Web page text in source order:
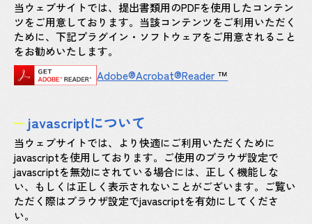
当ウェブサイトでは、提出書類用のPDFを使用したコンテン
ツをご用意しております。当該コンテンツをご利用いただく
ために、下記プラグイン・ソフトウェアをご用意されること
をお勧めいたします。
Adobe®Acrobat®Reader ™
javascriptについて
当ウェブサイトでは、より快適にご利用いただくために
javascriptを使用しております。ご使用のブラウザ設定で
javascriptを無効にされている場合には、正しく機能しな
い、もしくは正しく表示されないことがございます。ご覧い
ただく際はブラウザ設定でjavascriptを有効にしてくださ
い。